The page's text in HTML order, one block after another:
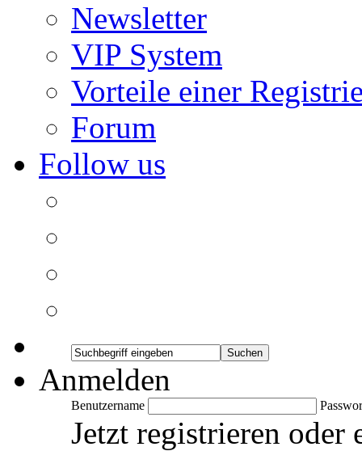
Newsletter
VIP System
Vorteile einer
Forum
Follow us
Anmelden
Benutzername
Jetzt registrieren